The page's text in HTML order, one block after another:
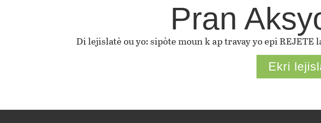
Pran
Di lejislatè ou yo: sipòte moun k ap travay yo epi
Ekri